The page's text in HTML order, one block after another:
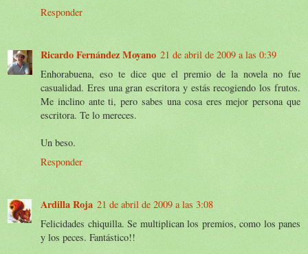
Responder
Ricardo Fernández Moyano 21 de abril de 2009 a las 0:39
Enhorabuena, eso te dice que el premio de la novela no fue
casualidad. Eres una gran escritora y estás recogiendo los frutos.
Me inclino ante ti, pero sabes una cosa eres mejor persona que
escritora. Te lo mereces.
Un beso.
Responder
Ardilla Roja 21 de abril de 2009 a las 3:08
Felicidades chiquilla. Se multiplican los premios, como los panes
y los peces. Fantástico!!